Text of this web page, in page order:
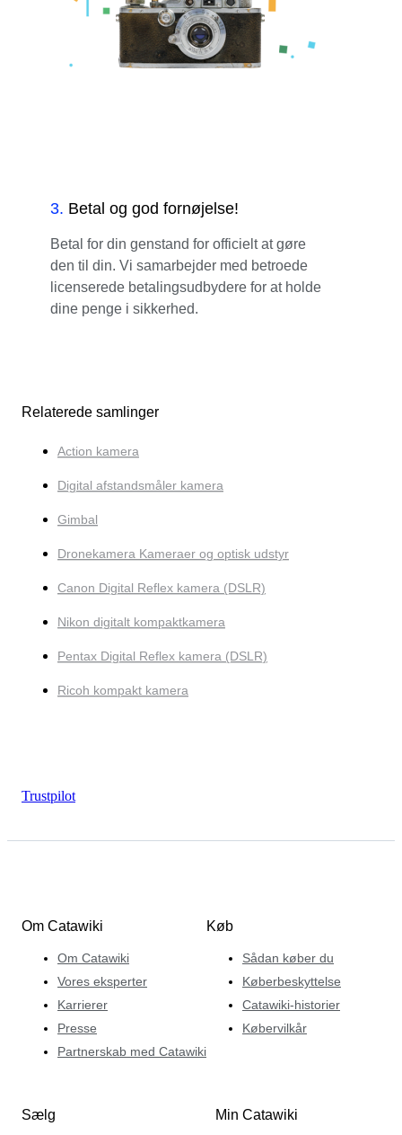
3. Betal og god fornøjelse!
Betal for din genstand for officielt at gøre
den til din. Vi samarbejder med betroede
licenserede betalingsudbydere for at holde
dine penge i sikkerhed.
Relaterede samlinger
Action kamera
Digital afstandsmåler kamera
Gimbal
Dronekamera Kameraer og optisk udstyr
Canon Digital Reflex kamera (DSLR)
Nikon digitalt kompaktkamera
Pentax Digital Reflex kamera (DSLR)
Ricoh kompakt kamera
Trustpilot
Om Catawiki
Om Catawiki
Vores eksperter
Karrierer
Presse
Partnerskab med Catawiki
Køb
Sådan køber du
Køberbeskyttelse
Catawiki-historier
Købervilkår
Sælg Min Catawiki